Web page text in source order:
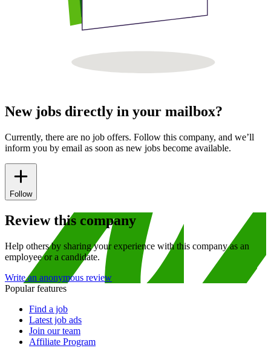
New jobs directly in your mailbox?
Currently, there are no job offers. Follow this company, and we’ll
inform you by email as soon as new jobs become available.
Follow
Review this company
Help others by sharing your experience with this company as an
employee or a candidate.
Write an anonymous review
Popular features
Find a job
Latest job ads
Join our team
Affiliate Program